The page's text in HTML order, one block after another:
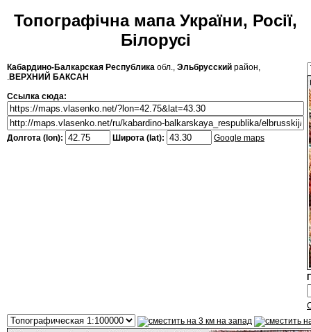
Топографічна мапа України, Росії,
Білорусі
Кабардино-Балкарская Республика обл., Эльбрусский район,
.ВЕРХНИЙ БАКСАН
Ссылка сюда:
Долгота (lon): Широта (lat): Google maps